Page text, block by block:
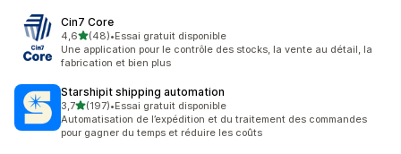
Cin7 Core
4,6étoile(s) sur 5
(48)
48 avis au total
•Essai gratuit disponible
Une application pour le contrôle des stocks, la vente au détail, la
fabrication et bien plus
Starshipit shipping automation
3,7étoile(s) sur 5
(197)
197 avis au total
•Essai gratuit disponible
Automatisation de l’expédition et du traitement des commandes
pour gagner du temps et réduire les coûts